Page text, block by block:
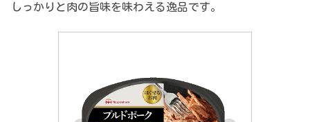
しっかりと肉の旨味を味わえる逸品です。